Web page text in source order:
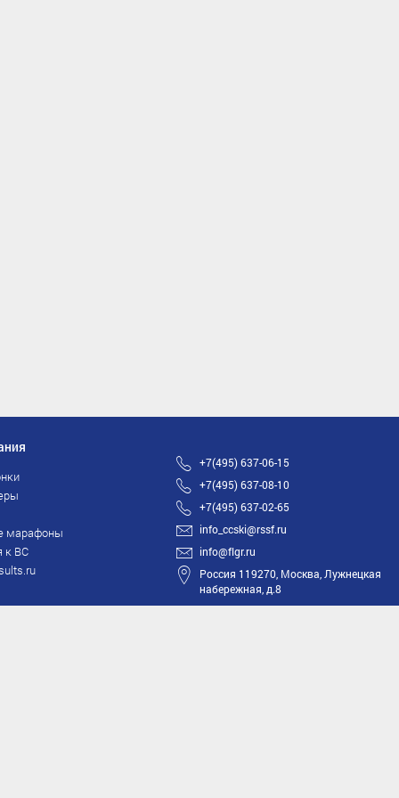
марафоны
к ВС
+7(495) 637-06-15
+7(495) 637-08-10
+7(495) 637-02-65
info_ccski@rssf.ru
info@flgr.ru
Россия 119270, Москва, Лужнецкая
набережная, д.8